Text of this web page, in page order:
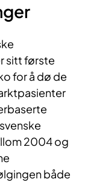
sitt første
for å dø de
2004 og
både